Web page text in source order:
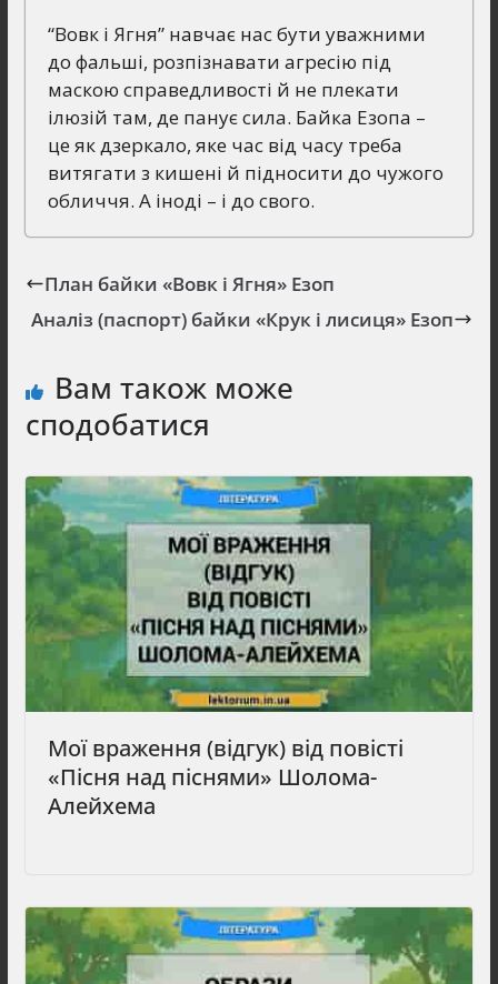
“Вовк і Ягня” навчає нас бути уважними
до фальші, розпізнавати агресію під
маскою справедливості й не плекати
ілюзій там, де панує сила. Байка Езопа –
це як дзеркало, яке час від часу треба
витягати з кишені й підносити до чужого
обличчя. А іноді – і до свого.
План байки «Вовк і Ягня» Езоп
Аналіз (паспорт) байки «Крук і лисиця» Езоп
Вам також може
сподобатися
Мої враження (відгук) від повісті
«Пісня над піснями» Шолома-
Алейхема